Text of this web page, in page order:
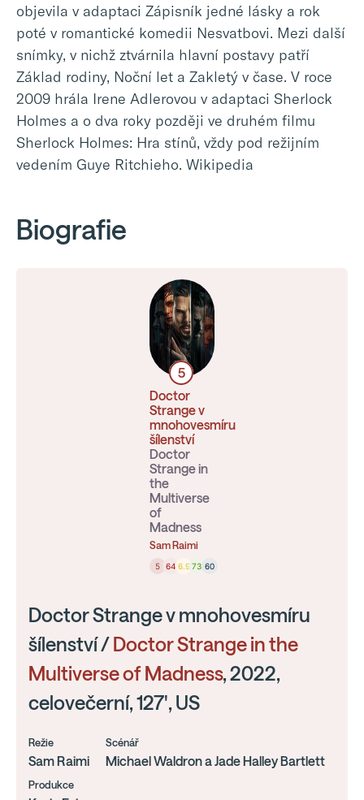
objevila v adaptaci Zápisník jedné lásky a rok
poté v romantické komedii Nesvatbovi. Mezi další
snímky, v nichž ztvárnila hlavní postavy patří
Základ rodiny, Noční let a Zakletý v čase. V roce
2009 hrála Irene Adlerovou v adaptaci Sherlock
Holmes a o dva roky později ve druhém filmu
Sherlock Holmes: Hra stínů, vždy pod režijním
vedením Guye Ritchieho. Wikipedia
Biografie
5
Doctor
Strange v
mnohovesmíru
šílenství
Doctor
Strange in
the
Multiverse
of
Madness
Sam Raimi
5 64 6.9 73 60
Doctor Strange v mnohovesmíru
šílenství / Doctor Strange in the
Multiverse of Madness, 2022,
celovečerní, 127', US
Režie
Sam Raimi
Scénář
Michael Waldron a Jade Halley Bartlett
Produkce